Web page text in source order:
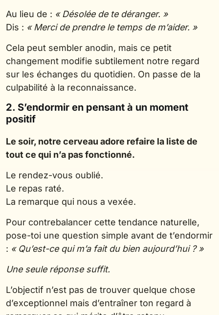
Au lieu de : « Désolée de te déranger. »
Dis : « Merci de prendre le temps de m’aider. »
Cela peut sembler anodin, mais ce petit
changement modifie subtilement notre regard
sur les échanges du quotidien. On passe de la
culpabilité à la reconnaissance.
2. S’endormir en pensant à un moment
positif
Le soir, notre cerveau adore refaire la liste de
tout ce qui n’a pas fonctionné.
Le rendez-vous oublié.
Le repas raté.
La remarque qui nous a vexée.
Pour contrebalancer cette tendance naturelle,
pose-toi une question simple avant de t’endormir
: « Qu’est-ce qui m’a fait du bien aujourd’hui ? »
Une seule réponse suffit.
L’objectif n’est pas de trouver quelque chose
d’exceptionnel mais d’entraîner ton regard à